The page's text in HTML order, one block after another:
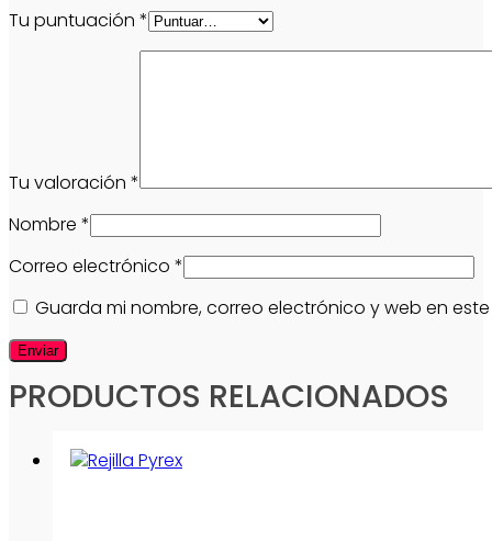
Tu puntuación *
Tu valoración *
Nombre *
Correo electrónico *
Guarda mi nombre, correo electrónico y web en
PRODUCTOS RELACIONADOS